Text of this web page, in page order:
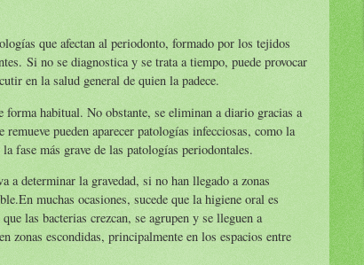
que afectan al periodonto, formado por los tejidos
Si no se diagnostica y se trata a tiempo, puede provocar
en la salud general de quien la padece.
forma habitual. No obstante, se eliminan a diario gracias a
pueden aparecer patologías infecciosas, como la
la fase más grave de las patologías periodontales.
a determinar la gravedad, si no han llegado a zonas
muchas ocasiones, sucede que la higiene oral es
las bacterias crezcan, se agrupen y se lleguen a
zonas escondidas, principalmente en los espacios entre